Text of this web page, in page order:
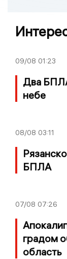
09/08 01:23
Два
небе
08/08 03:11
БПЛА
07/08 07:26
градом
область